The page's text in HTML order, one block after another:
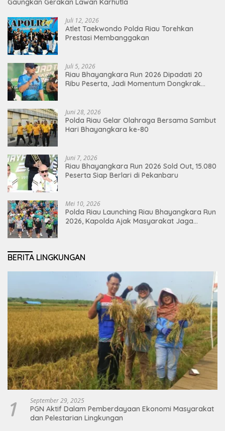
Gaungkan Gerakan Lawan Karhutla
Juli 12, 2026
Atlet Taekwondo Polda Riau Torehkan
Prestasi Membanggakan
Juli 5, 2026
Riau Bhayangkara Run 2026 Dipadati 20
Ribu Peserta, Jadi Momentum Dongkrak
Juni 28, 2026
Polda Riau Gelar Olahraga Bersama Sambut
Hari Bhayangkara ke-80
Juni 7, 2026
Riau Bhayangkara Run 2026 Sold Out, 15.080
Peserta Siap Berlari di Pekanbaru
Mei 10, 2026
Polda Riau Launching Riau Bhayangkara Run
2026, Kapolda Ajak Masyarakat Jaga
BERITA LINGKUNGAN
1 September 29, 2025
PGN Aktif Dalam Pemberdayaan Ekonomi Masyarakat
dan Pelestarian Lingkungan